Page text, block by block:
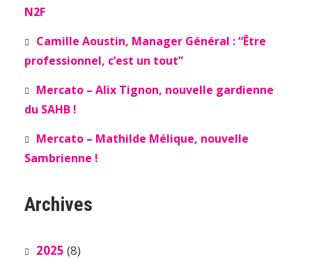
N2F
Camille Aoustin, Manager Général : “Être
professionnel, c’est un tout”
Mercato – Alix Tignon, nouvelle gardienne
du SAHB !
Mercato – Mathilde Mélique, nouvelle
Sambrienne !
Archives
2025 (8)